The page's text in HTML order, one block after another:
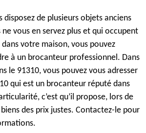
disposez de plusieurs objets anciens
vous en servez plus et qui occupent
votre maison, vous pouvez
à un brocanteur professionnel. Dans
le 91310, vous pouvez vous adresser
qui est un brocanteur réputé dans
c’est qu’il propose, lors de
des prix justes. Contactez-le pour